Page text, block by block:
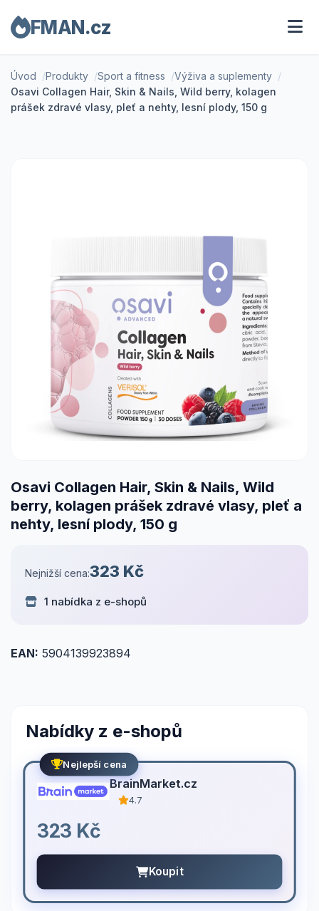
FMAN.cz
Úvod Produkty Sport a fitness
Výživa a suplementy
Osavi Collagen Hair, Skin & Nails, Wild berry, kolagen
prášek zdravé vlasy, pleť a nehty, lesní plody, 150 g
Osavi Collagen Hair, Skin & Nails, Wild
berry, kolagen prášek zdravé vlasy, pleť a
nehty, lesní plody, 150 g
Nejnižší cena:323 Kč
1 nabídka z e-shopů
EAN: 5904139923894
Nabídky z e-shopů
Nejlepší cena
BrainMarket.cz
4.7
323 Kč
Koupit